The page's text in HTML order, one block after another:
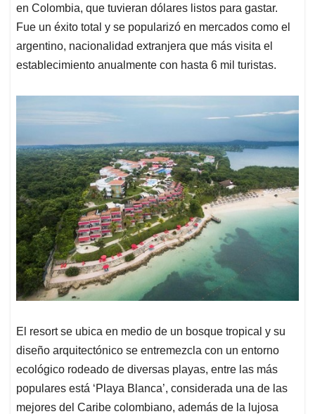
en Colombia, que tuvieran dólares listos para gastar.
Fue un éxito total y se popularizó en mercados como el
argentino, nacionalidad extranjera que más visita el
establecimiento anualmente con hasta 6 mil turistas.
El resort se ubica en medio de un bosque tropical y su
diseño arquitectónico se entremezcla con un entorno
ecológico rodeado de diversas playas, entre las más
populares está ‘Playa Blanca’, considerada una de las
mejores del Caribe colombiano, además de la lujosa